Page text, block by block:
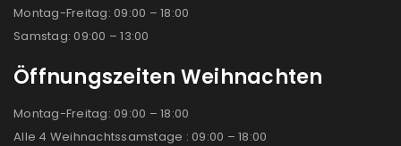
Montag-Freitag: 09:00 – 18:00
Samstag: 09:00 – 13:00
Öffnungszeiten Weihnachten
Montag-Freitag: 09:00 – 18:00
Alle 4 Weihnachtssamstage : 09:00 – 18:00